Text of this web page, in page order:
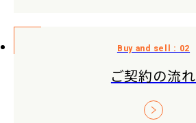
ご契約の流れ